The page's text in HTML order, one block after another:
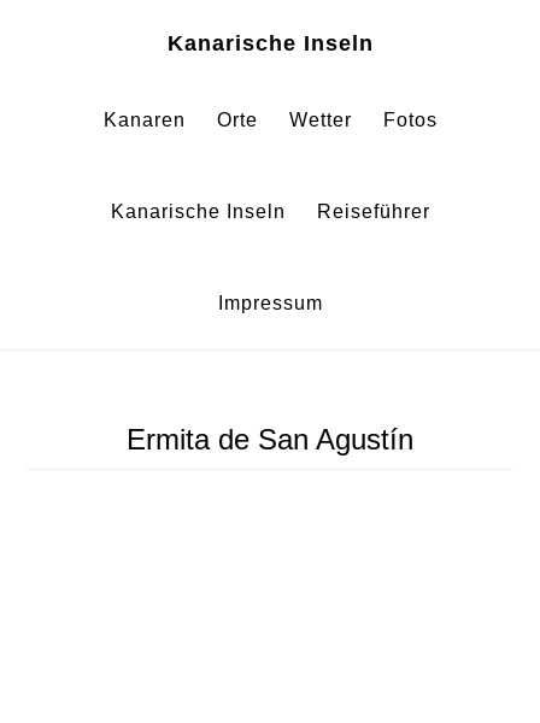
Kanarische Inseln
Kanaren Orte Wetter Fotos
Kanarische Inseln Reiseführer
Impressum
Ermita de San Agustín